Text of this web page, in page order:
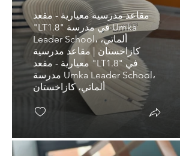
مقاعد مدرسية معيارية - مقعد
"LT1.8" في مدرسة Umka
Leader School، ألماتي،
كازاخستان | مقاعد مدرسية
معيارية - مقعد "LT1.8" في
مدرسة Umka Leader School،
ألماتي، كازاخستان